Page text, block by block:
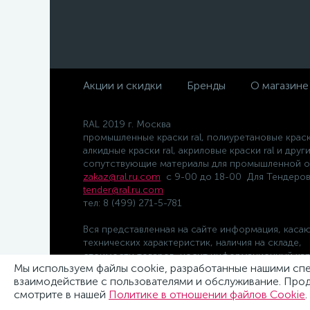
Акции и скидки Бренды О магазине
RAL 2019 г. Москва
промышленные краски ral, полиуретановые
алкидные краски ral, акриловые краски ral и
сопутствующие материалы для промышленной
zakaz@ral.ru.com с 9-00 до 18-00 Для Тендеров
tender@ral.ru.com
тел: 8 (499) 271-5-781
Вся представленная на сайте информация,
технических характеристик, наличия на складе,
стоимости товаров, носит информационный
и ни при каких условиях не является публичной
офертой, определяемой положениями Статьи
Гражданского кодекса РФ.
Мы используем файлы cookie, разработанные нашими
взаимодействие с пользователями и обслуживание.
смотрите в нашей Политике в отношении файлов Cookie.